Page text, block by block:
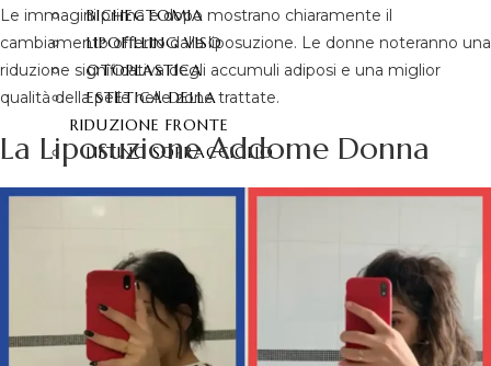
BICHECTOMIA
LIPOFILLING VISO
OTOPLASTICA
ESTETICA DELLA
RIDUZIONE FRONTE
LIFTING SOPRACCIGLIO
ESTETICA
SORRISO
HOLLYWOODIANO
DENTI IN ZIRCONIO
DENTALI LAMINATO
Le immagini prima e dopo mostrano chiaramente il
cambiamento offerto dalla liposuzione. Le donne noteranno una
riduzione significativa degli accumuli adiposi e una miglior
qualità della pelle nelle zone trattate.
La Liposuzione Addome Donna